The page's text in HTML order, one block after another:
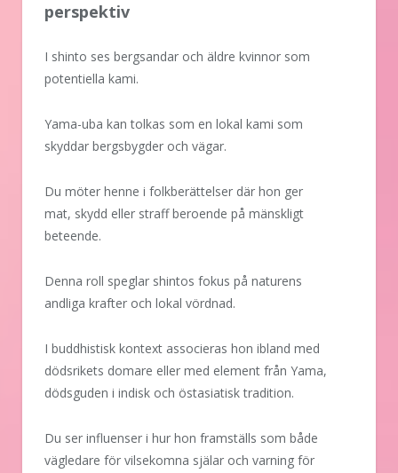
perspektiv
I shinto ses bergsandar och äldre kvinnor som
potentiella kami.
Yama-uba kan tolkas som en lokal kami som
skyddar bergsbygder och vägar.
Du möter henne i folkberättelser där hon ger
mat, skydd eller straff beroende på mänskligt
beteende.
Denna roll speglar shintos fokus på naturens
andliga krafter och lokal vördnad.
I buddhistisk kontext associeras hon ibland med
dödsrikets domare eller med element från Yama,
dödsguden i indisk och östasiatisk tradition.
Du ser influenser i hur hon framställs som både
vägledare för vilsekomna själar och varning för